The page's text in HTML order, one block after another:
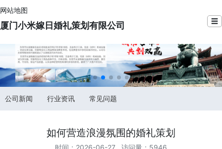
网站地图
厦门小米嫁日婚礼策划有限公司 ☰
公司新闻 行业资讯 常见问题
如何营造浪漫氛围的婚礼策划
时间：2026-06-27 访问量：5946